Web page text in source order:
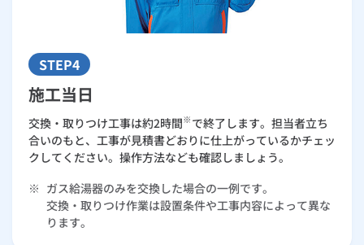
STEP4
施工当日
交換・取りつけ工事は約2時間※ で終了します。担当者立ち
合いのもと、工事が見積書どおりに仕上がっているかチェッ
クしてください。操作方法なども確認しましょう。
※ ガス給湯器のみを交換した場合の一例です。
交換・取りつけ作業は設置条件や工事内容によって異な
ります。